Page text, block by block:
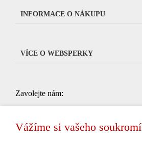
INFORMACE O NÁKUPU
VÍCE O WEBSPERKY
Zavolejte nám:
Vážíme si vašeho soukromí